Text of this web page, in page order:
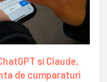
si Claude,
de cumparaturi